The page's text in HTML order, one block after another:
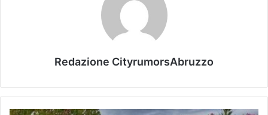
Redazione CityrumorsAbruzzo